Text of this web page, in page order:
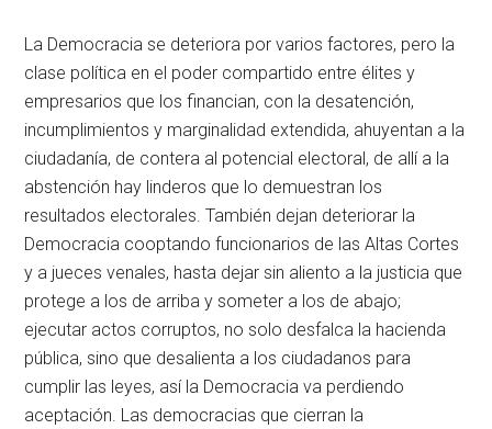
La Democracia se deteriora por varios factores, pero la
clase política en el poder compartido entre élites y
empresarios que los financian, con la desatención,
incumplimientos y marginalidad extendida, ahuyentan a la
ciudadanía, de contera al potencial electoral, de allí a la
abstención hay linderos que lo demuestran los
resultados electorales. También dejan deteriorar la
Democracia cooptando funcionarios de las Altas Cortes
y a jueces venales, hasta dejar sin aliento a la justicia que
protege a los de arriba y someter a los de abajo;
ejecutar actos corruptos, no solo desfalca la hacienda
pública, sino que desalienta a los ciudadanos para
cumplir las leyes, así la Democracia va perdiendo
aceptación. Las democracias que cierran la